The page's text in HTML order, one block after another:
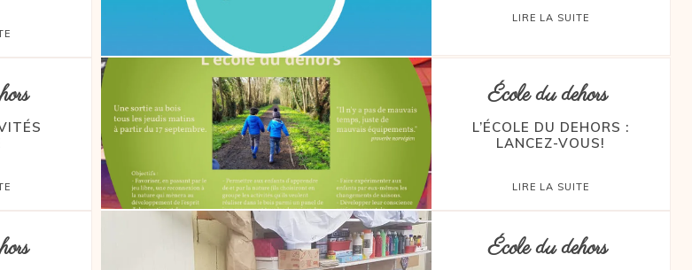
LIRE LA SUITE
École du dehors
L’ÉCOLE DU DEHORS :
LANCEZ-VOUS!
LIRE LA SUITE
École du dehors